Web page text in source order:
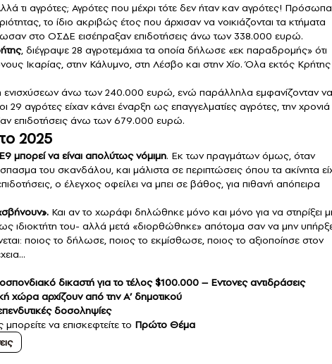
τι αγρότες; Αγρότες που μέχρι τότε δεν ήταν καν αγρότες! Πρόσωπα
το ίδιο ακριβώς έτος που άρχισαν να νοικιάζονται τα κτήματα
στο ΟΣΔΕ εισέπραξαν επιδοτήσεις άνω των 338.000 ευρώ.
, διέγραψε 28 αγροτεμάχια τα οποία δήλωσε «εκ παραδρομής» ότι
Ικαρίας, στην Κάλυμνο, στη Λέσβο και στην Χίο. Όλα εκτός Κρήτης
ενισχύσεων άνω των 240.000 ευρώ, ενώ παράλληλα εμφανίζονταν να
αγρότες είχαν κάνει έναρξη ως επαγγελματίες αγρότες, την χρονιά
επιδοτήσεις άνω των 679.000 ευρώ.
2025
μπορεί να είναι απολύτως νόμιμη. Εκ των πραγμάτων όμως, όταν
του σκανδάλου, και μάλιστα σε περιπτώσεις όπου τα ακίνητα
ο έλεγχος οφείλει να μπει σε βάθος, για πιθανή απόπειρα
Και αν το χωράφι δηλώθηκε μόνο και μόνο για να στηρίξει
ιδιοκτήτη του- αλλά μετά «διορθώθηκε» απότομα σαν να μην
ποιος το δήλωσε, ποιος το εκμίσθωσε, ποιος το αξιοποίησε στον
δικαστή για το τέλος $100.000 – Εντονεςαντιδράσεις
χώρα αρχίζουν απότηνΑ’ δημοτικού
δοσοληψίες
να επισκεφτείτε το Πρώτο Θέμα